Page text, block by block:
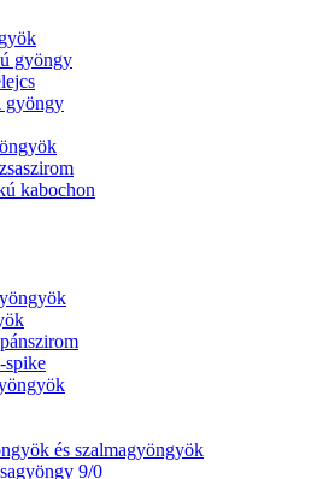
gyöngy
gyöngy
kabochon
spike
és szalmagyöngyök
9/0